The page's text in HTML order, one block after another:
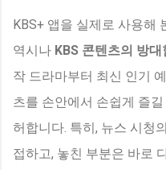
KBS+ 앱을 실제로 사용해
역시나 KBS 콘텐츠의 방
작 드라마부터 최신 인기
츠를 손안에서 손쉽게 즐
허합니다. 특히, 뉴스 시청
접하고, 놓친 부분은 바로